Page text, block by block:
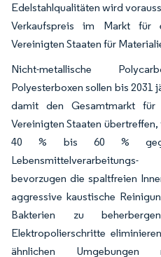
Edelstahlqualitäten wird
Verkaufspreis im Markt für
Vereinigten Staaten für
Nicht-metallische
Polyesterboxen sollen bis 2031
damit den Gesamtmarkt für
Vereinigten Staaten
40 % bis 60 %
bevorzugen die spaltfreien
aggressive kaustische
Bakterien zu
Elektropolierschritte
ähnlichen